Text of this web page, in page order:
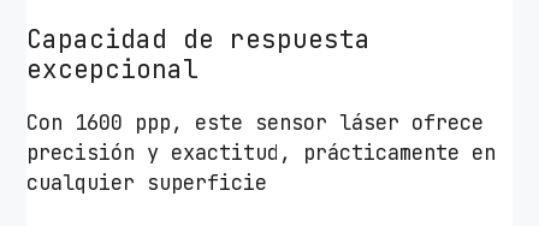
0
0
P
I
c
Capacidad de respuesta
excepcional
Con 1600 ppp, este sensor láser ofrece
precisión y exactitud, prácticamente en
cualquier superficie